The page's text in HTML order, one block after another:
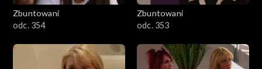
Zbuntowani
odc. 354
Zbuntowani
odc. 353